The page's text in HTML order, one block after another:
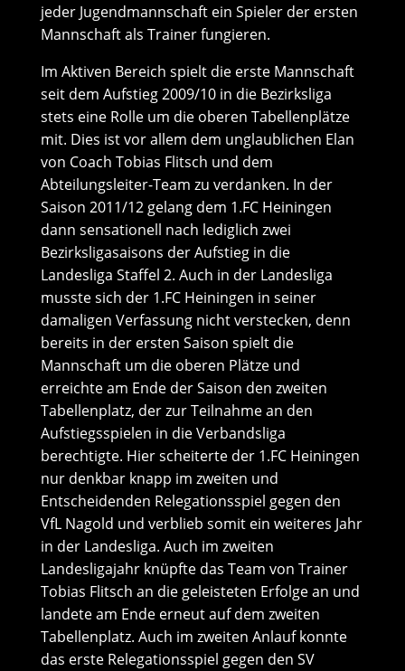
jeder Jugendmannschaft ein Spieler der ersten
Mannschaft als Trainer fungieren.
Im Aktiven Bereich spielt die erste Mannschaft
seit dem Aufstieg 2009/10 in die Bezirksliga
stets eine Rolle um die oberen Tabellenplätze
mit. Dies ist vor allem dem unglaublichen Elan
von Coach Tobias Flitsch und dem
Abteilungsleiter-Team zu verdanken. In der
Saison 2011/12 gelang dem 1.FC Heiningen
dann sensationell nach lediglich zwei
Bezirksligasaisons der Aufstieg in die
Landesliga Staffel 2. Auch in der Landesliga
musste sich der 1.FC Heiningen in seiner
damaligen Verfassung nicht verstecken, denn
bereits in der ersten Saison spielt die
Mannschaft um die oberen Plätze und
erreichte am Ende der Saison den zweiten
Tabellenplatz, der zur Teilnahme an den
Aufstiegsspielen in die Verbandsliga
berechtigte. Hier scheiterte der 1.FC Heiningen
nur denkbar knapp im zweiten und
Entscheidenden Relegationsspiel gegen den
VfL Nagold und verblieb somit ein weiteres Jahr
in der Landesliga. Auch im zweiten
Landesligajahr knüpfte das Team von Trainer
Tobias Flitsch an die geleisteten Erfolge an und
landete am Ende erneut auf dem zweiten
Tabellenplatz. Auch im zweiten Anlauf konnte
das erste Relegationsspiel gegen den SV